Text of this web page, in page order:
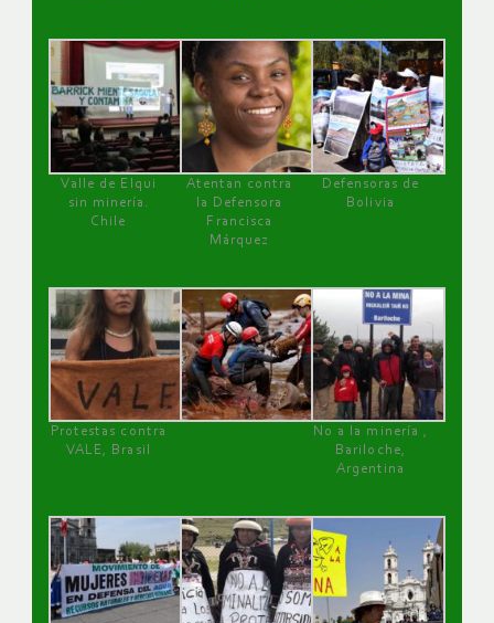
Valle de Elqui
sin minería.
Chile
Atentan contra
la Defensora
Francisca
Márquez
Defensoras de
Bolivia
Protestas contra
VALE, Brasil
No a la minería ,
Bariloche,
Argentina